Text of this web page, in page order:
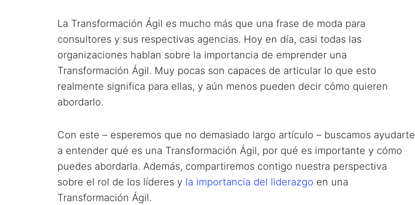
La Transformación Ágil es mucho más que una frase de moda para
consultores y sus respectivas agencias. Hoy en día, casi todas las
organizaciones hablan sobre la importancia de emprender una
Transformación Ágil. Muy pocas son capaces de articular lo que esto
realmente significa para ellas, y aún menos pueden decir cómo quieren
abordarlo.
Con este – esperemos que no demasiado largo artículo – buscamos ayudarte
a entender qué es una Transformación Ágil, por qué es importante y cómo
puedes abordarla. Además, compartiremos contigo nuestra perspectiva
sobre el rol de los líderes y la importancia del liderazgo en una
Transformación Ágil.